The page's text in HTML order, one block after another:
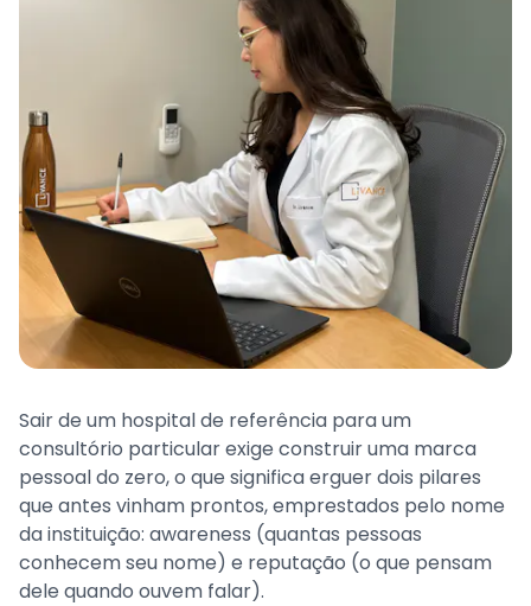
Sair de um hospital de referência para um
consultório particular exige construir uma marca
pessoal do zero, o que significa erguer dois pilares
que antes vinham prontos, emprestados pelo nome
da instituição: awareness (quantas pessoas
conhecem seu nome) e reputação (o que pensam
dele quando ouvem falar).